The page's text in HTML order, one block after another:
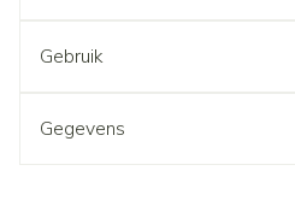
Gebruik
Gegevens